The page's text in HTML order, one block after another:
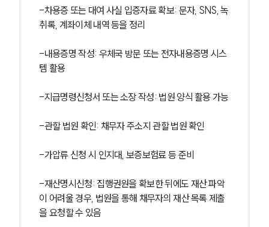
-차용증 또는 대여 사실 입증자료 확보: 문자, SNS, 녹
취록, 계좌이체 내역 등을 정리
-내용증명 작성: 우체국 방문 또는 전자내용증명 시스
템 활용
-지급명령신청서 또는 소장 작성: 법원 양식 활용 가능
-관할 법원 확인: 채무자 주소지 관할 법원 확인
-가압류 신청 시 인지대, 보증보험료 등 준비
-재산명시신청: 집행권원을 확보한 뒤에도 재산 파악
이 어려울 경우, 법원을 통해 채무자의 재산 목록 제출
을 요청할 수 있음